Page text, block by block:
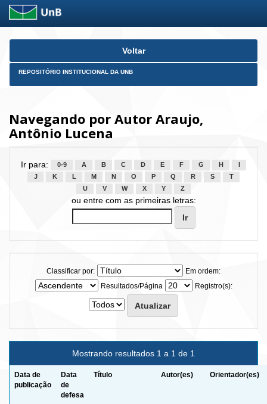
Skip
Voltar
REPOSITÓRIO INSTITUCIONAL DA UNB
Navegando por Autor Araujo,
Antônio Lucena
Ir para: 0-9 A B C D E F G H
J
K L M N O P Q R S
T
U
V W X Y Z
ou entre com as primeiras letras:
Classificar por:
Em ordem:
Resultados/Página
Registro(s):
Mostrando resultados 1 a 1 de 1
Data de
publicação
Data
de
defesa
Título Autor(es) Orientador(es)